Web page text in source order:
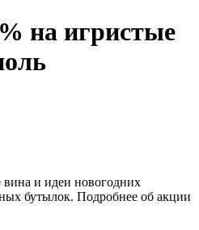
на игристые
и идеи новогодних
бутылок. Подробнее об акции